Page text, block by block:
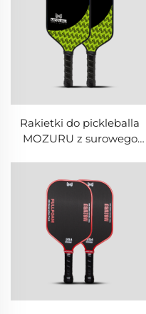
Rakietki do pickleballa
MOZURU z surowego
kształcie plastra miodu